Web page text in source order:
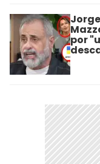
por